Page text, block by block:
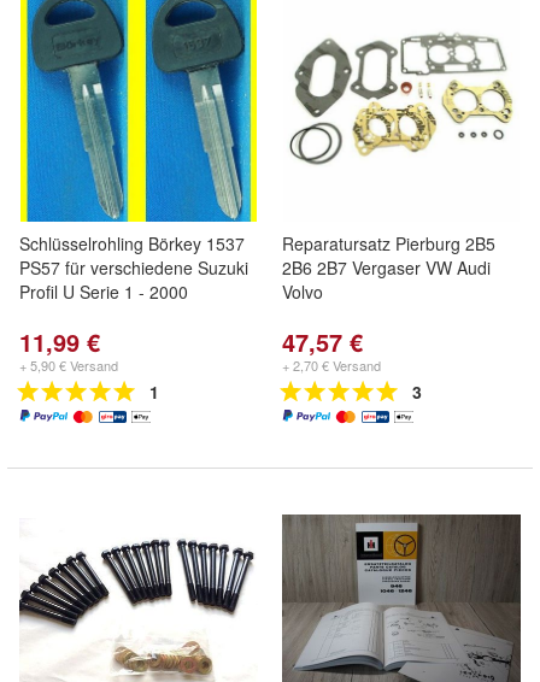
Schlüsselrohling Börkey 1537
PS57 für verschiedene Suzuki
Profil U Serie 1 - 2000
11,99 €
+ 5,90 € Versand
1
Reparatursatz Pierburg 2B5
2B6 2B7 Vergaser VW Audi
Volvo
47,57 €
+ 2,70 € Versand
3